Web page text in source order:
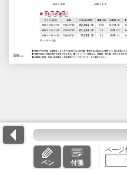
ペン 付箋
ページ